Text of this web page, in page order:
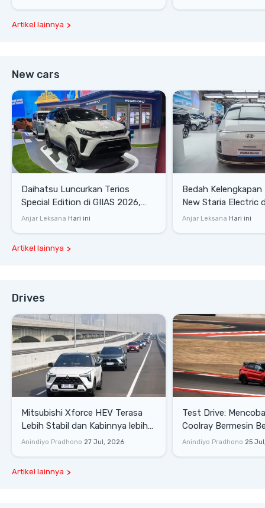
Artikel lainnya
New cars
Daihatsu Luncurkan Terios
Special Edition di GIIAS 2026,
Stok Terbatas
Anjar Leksana Hari ini
Bedah Kelengkapan
New Staria Electric
yang Dikenalkan di
Anjar Leksana Hari ini
Artikel lainnya
Drives
Mitsubishi Xforce HEV Terasa
Lebih Stabil dan Kabinnya lebih
Senyap
Anindiyo Pradhono 27 Jul, 2026
Test Drive: Mencoba Geely
Coolray Bermesin
di Sirkuit Mandalika
Anindiyo Pradhono 25
Artikel lainnya